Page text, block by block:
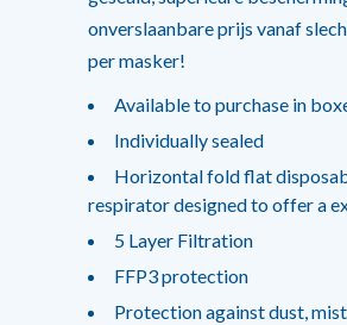
onverslaanbare prijs vanaf
per masker!
Available to purchase in
Individually sealed
Horizontal fold flat
respirator designed to offer a
5 Layer Filtration
FFP3 protection
Protection against dust,